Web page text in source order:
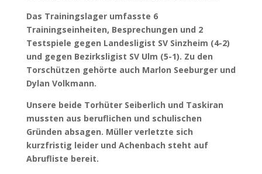
Das Trainingslager umfasste 6
Trainingseinheiten, Besprechungen und 2
Testspiele gegen Landesligist SV Sinzheim (4-2)
und gegen Bezirksligist SV Ulm (5-1). Zu den
Torschützen gehörte auch Marlon Seeburger und
Dylan Volkmann.
Unsere beide Torhüter Seiberlich und Taskiran
mussten aus beruflichen und schulischen
Gründen absagen. Müller verletzte sich
kurzfristig leider und Achenbach steht auf
Abrufliste bereit.